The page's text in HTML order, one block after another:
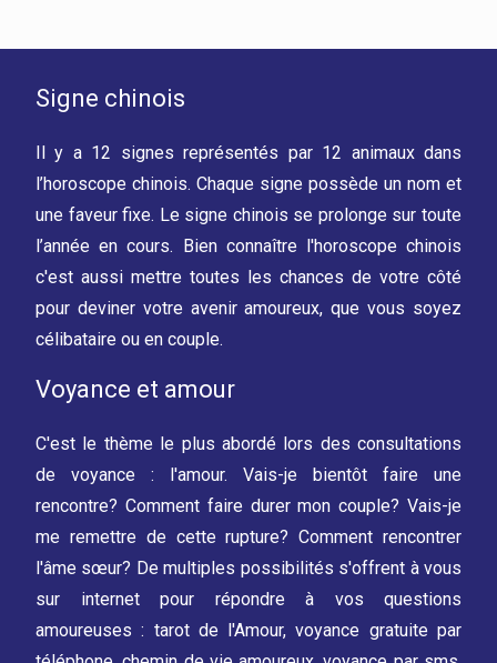
Signe chinois
Il y a 12 signes représentés par 12 animaux dans
l’horoscope chinois. Chaque signe possède un nom et
une faveur fixe. Le signe chinois se prolonge sur toute
l’année en cours. Bien connaître l'horoscope chinois
c'est aussi mettre toutes les chances de votre côté
pour deviner votre avenir amoureux, que vous soyez
célibataire ou en couple.
Voyance et amour
C'est le thème le plus abordé lors des consultations
de voyance : l'amour. Vais-je bientôt faire une
rencontre? Comment faire durer mon couple? Vais-je
me remettre de cette rupture? Comment rencontrer
l'âme sœur? De multiples possibilités s'offrent à vous
sur internet pour répondre à vos questions
amoureuses : tarot de l'Amour, voyance gratuite par